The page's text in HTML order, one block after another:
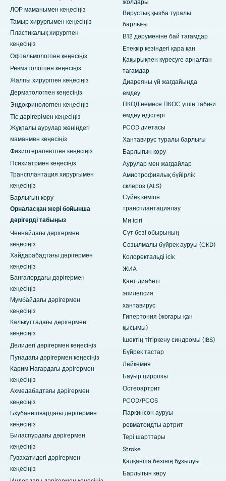
ЛОР маманымен кеңесіңіз
Тамыр хирургымен кеңесіңіз
Пластикалық хирургпен
кеңесіңіз
Офтальмологпен кеңесіңіз
Ревматологпен кеңесіңіз
Жалпы хирургпен кеңесіңіз
Дерматологпен кеңесіңіз
Эндокринологпен кеңесіңіз
Тіс дәрігерімен кеңесіңіз
Жұқпалы аурулар жөніндегі
маманмен кеңесіңіз
Физиотерапевтпен кеңесіңіз
Психиатрмен кеңесіңіз
Трансплантация хирургымен
кеңесіңіз
Барлығын көру
Орналасқан жері бойынша
дәрігерді табыңыз
Ченнайдағы дәрігермен
кеңесіңіз
Хайдарабадтағы дәрігермен
кеңесіңіз
Бангалордағы дәрігермен
кеңесіңіз
Мумбайдағы дәрігермен
кеңесіңіз
Калькуттадағы дәрігермен
кеңесіңіз
Делидегі дәрігермен кеңесіңіз
Пунадағы дәрігермен кеңесіңіз
Карим Нагардағы дәрігермен
кеңесіңіз
Ахмедабадтағы дәрігермен
кеңесіңіз
Бхубанешвардағы дәрігермен
кеңесіңіз
Биласпурдағы дәрігермен
кеңесіңіз
Гувахатидегі дәрігермен
кеңесіңіз
жолдары
Вирустық қызба туралы
барлығы
В12 дәруменіне бай тағамдар
Етеккір кезіндегі қара қан
Қақырықпен күресуге арналған
тағамдар
Диареяны үй жағдайында
емдеу
ПКОД немесе ПКОС үшін табиғи
емдеу әдістері
PCOD диетасы
Хантавирус туралы барлығы
Барлығын көру
Аурулар мен жағдайлар
Амиотрофиялық бүйірлік
склероз (ALS)
Сүйек кемігін
трансплантациялау
Ми ісігі
Сүт безі обырының
Созылмалы бүйрек ауруы (CKD)
Колоректальді ісік
ЖИА
Қант диабеті
эпилепсия
хантавирус
Гипертония (жоғары қан
қысымы)
Ішектің тітіркену синдромы (IBS)
Бүйрек тастар
Лейкемия
Бауыр циррозы
Остеоартрит
PCOD/PCOS
Паркинсон ауруы
ревматоидты артрит
Тері шарттары
Stroke
Қалқанша безінің бұзылуы
Барлығын көру